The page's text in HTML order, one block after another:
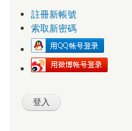
註冊新帳號
索取新密碼